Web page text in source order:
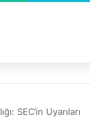
SEC’in Uyarıları